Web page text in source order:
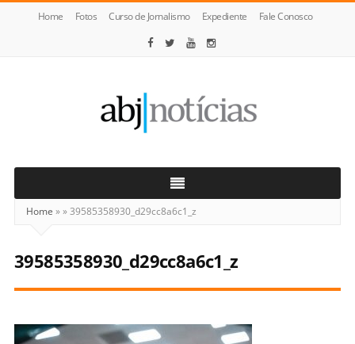
Home Fotos Curso de Jornalismo Expediente Fale Conosco
Notícias
Home »»39585358930_d29cc8a6c1_z
39585358930_d29cc8a6c1_z